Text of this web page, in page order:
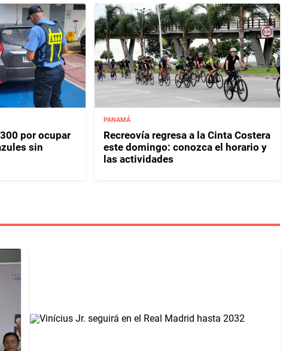
por ocupar
sin
PANAMÁ
Recreovía regresa a la Cinta Costera
este domingo: conozca el horario y
las actividades